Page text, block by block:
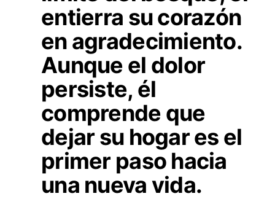
entierra su corazón
en agradecimiento.
Aunque el dolor
persiste, él
comprende que
dejar su hogar es el
primer paso hacia
una nueva vida.